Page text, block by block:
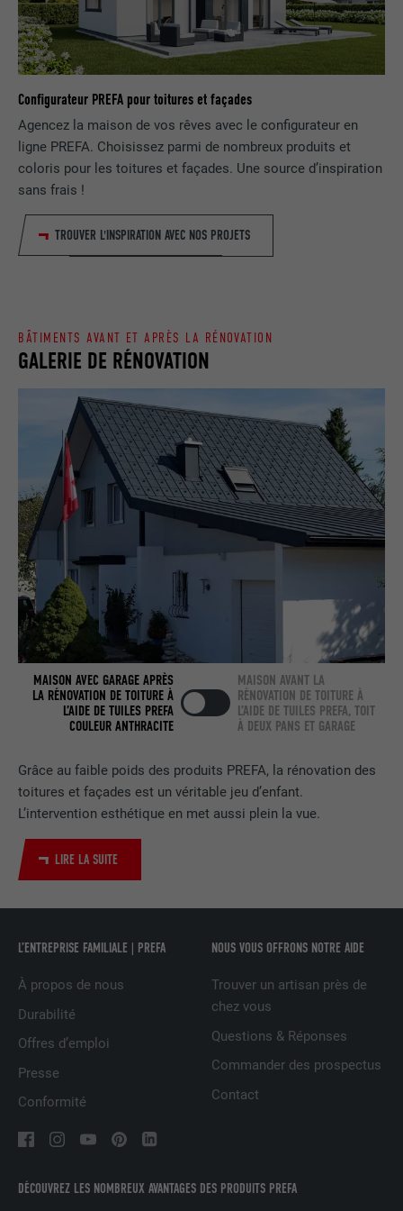
Configurateur PREFA pour toitures et façades
Agencez la maison de vos rêves avec le configurateur en
ligne PREFA. Choisissez parmi de nombreux produits et
coloris pour les toitures et façades. Une source d’inspiration
sans frais !
TROUVER L'INSPIRATION AVEC NOS PROJETS
Grâce au faible poids des produits PREFA, la rénovation des
toitures et façades est un véritable jeu d’enfant.
L’intervention esthétique en met aussi plein la vue.
LIRE LA SUITE
GALERIE DE RÉNOVATION
BÂTIMENTS AVANT ET APRÈS LA RÉNOVATION
MAISON AVEC GARAGE APRÈS
LA RÉNOVATION DE TOITURE À
L’AIDE DE TUILES PREFA
COULEUR ANTHRACITE
MAISON AVANT LA
RÉNOVATION DE TOITURE À
L’AIDE DE TUILES PREFA, TOIT
À DEUX PANS ET GARAGE
DÉCOUVREZ LES NOMBREUX AVANTAGES DES PRODUITS PREFA
L’ENTREPRISE FAMILIALE | PREFA
À propos de nous
Durabilité
Offres d’emploi
Presse
Conformité
NOUS VOUS OFFRONS NOTRE AIDE
Trouver un artisan près de
chez vous
Questions & Réponses
Commander des prospectus
Contact
EXPIRATION 1 jour
UTILITÉ
sur la manière dont l'utilisateur utilise le
site Internet.
NOM
autorise l'utilisation de cookies. Ne
contient aucun élément d'identification.
NOM lang
FOURNISSEUR ads.linkedin.com
EXPIRATION Session
UTILITÉ
Enregistre la langue choisie par
NOM lang
EXPIRATION Session
UTILITÉ
nous » intégrée.
NOM bcookie
FOURNISSEUR LinkedIn
EXPIRATION 2 ans
UTILITÉ
Utilisé par le service de réseau social
LinkedIn pour suivre l'utilisation de
services intégrés.
NOM bscookie
EXPIRATION 2 ans
UTILITÉ
Utilisé par le service de réseau social
UTILITÉ
Est utilisé pour suivre l'utilisateur sur
plusieurs sites Internet afin d'afficher de